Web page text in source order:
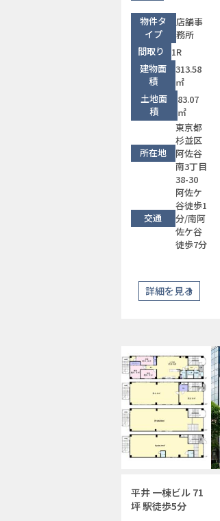
物件タ
イプ
店舗事
務所
間取り
1R
建物面
積
313.58
㎡
土地面
積
83.07
㎡
所在地
東京都
杉並区
阿佐谷
南3丁目
38-30
交通
阿佐ケ
谷徒歩1
分/南阿
佐ケ谷
徒歩7分
詳細を見る
平井 一棟ビル 71
坪 駅徒歩5分